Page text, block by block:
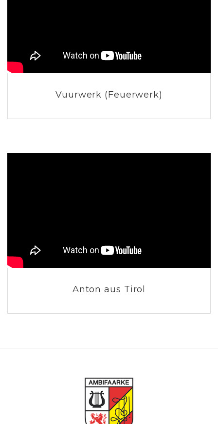
Vuurwerk (Feuerwerk)
Anton aus Tirol